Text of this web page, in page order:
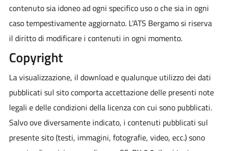
contenuto sia idoneo ad ogni specifico uso o che sia in ogni
caso tempestivamente aggiornato. L'ATS Bergamo si riserva
il diritto di modificare i contenuti in ogni momento.
Copyright
La visualizzazione, il download e qualunque utilizzo dei dati
pubblicati sul sito comporta accettazione delle presenti note
legali e delle condizioni della licenza con cui sono pubblicati.
Salvo ove diversamente indicato, i contenuti pubblicati sul
presente sito (testi, immagini, fotografie, video, ecc.) sono